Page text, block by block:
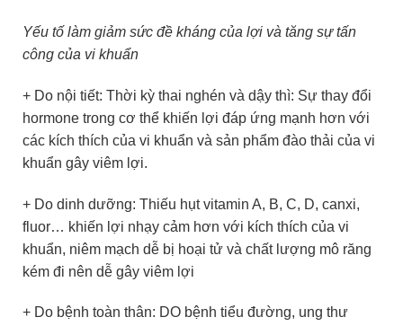
Yếu tố làm giảm sức đề kháng của lợi và tăng sự tấn
công của vi khuẩn
+ Do nội tiết: Thời kỳ thai nghén và dậy thì: Sự thay đổi
hormone trong cơ thể khiến lợi đáp ứng mạnh hơn với
các kích thích của vi khuẩn và sản phẩm đào thải của vi
khuẩn gây viêm lợi.
+ Do dinh dưỡng: Thiếu hụt vitamin A, B, C, D, canxi,
fluor… khiến lợi nhạy cảm hơn với kích thích của vi
khuẩn, niêm mạch dễ bị hoại tử và chất lượng mô răng
kém đi nên dễ gây viêm lợi
+ Do bệnh toàn thân: DO bệnh tiểu đường, ung thư